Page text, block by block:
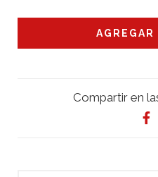
Compartir en